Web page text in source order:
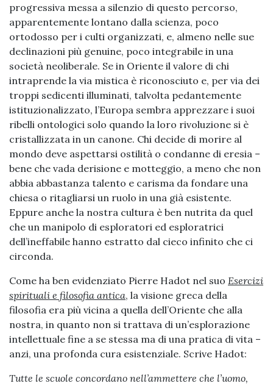
progressiva messa a silenzio di questo percorso,
apparentemente lontano dalla scienza, poco
ortodosso per i culti organizzati, e, almeno nelle sue
declinazioni più genuine, poco integrabile in una
società neoliberale. Se in Oriente il valore di chi
intraprende la via mistica è riconosciuto e, per via dei
troppi sedicenti illuminati, talvolta pedantemente
istituzionalizzato, l’Europa sembra apprezzare i suoi
ribelli ontologici solo quando la loro rivoluzione si è
cristallizzata in un canone. Chi decide di morire al
mondo deve aspettarsi ostilità o condanne di eresia –
bene che vada derisione e motteggio, a meno che non
abbia abbastanza talento e carisma da fondare una
chiesa o ritagliarsi un ruolo in una già esistente.
Eppure anche la nostra cultura è ben nutrita da quel
che un manipolo di esploratori ed esploratrici
dell’ineffabile hanno estratto dal cieco infinito che ci
circonda.
Come ha ben evidenziato Pierre Hadot nel suo Esercizi
spirituali e filosofia antica, la visione greca della
filosofia era più vicina a quella dell’Oriente che alla
nostra, in quanto non si trattava di un’esplorazione
intellettuale fine a se stessa ma di una pratica di vita –
anzi, una profonda cura esistenziale. Scrive Hadot:
Tutte le scuole concordano nell’ammettere che l’uomo,